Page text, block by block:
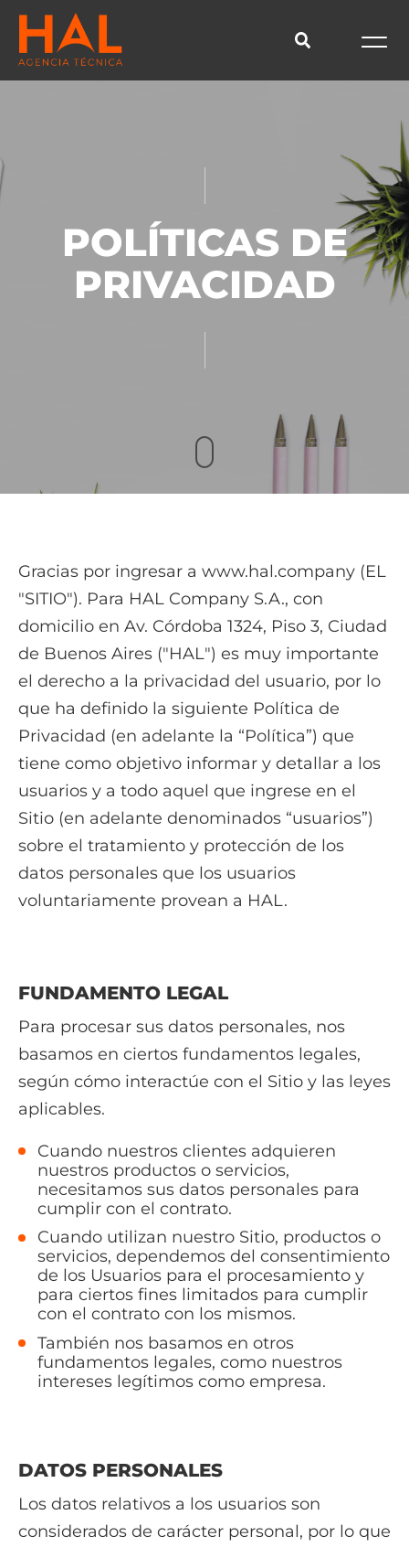
POLÍTICAS DE
PRIVACIDAD
Gracias por ingresar a www.hal.company (EL
"SITIO"). Para HAL Company S.A., con
domicilio en Av. Córdoba 1324, Piso 3, Ciudad
de Buenos Aires ("HAL") es muy importante
el derecho a la privacidad del usuario, por lo
que ha definido la siguiente Política de
Privacidad (en adelante la “Política”) que
tiene como objetivo informar y detallar a los
usuarios y a todo aquel que ingrese en el
Sitio (en adelante denominados “usuarios”)
sobre el tratamiento y protección de los
datos personales que los usuarios
voluntariamente provean a HAL.
FUNDAMENTO LEGAL
Para procesar sus datos personales, nos
basamos en ciertos fundamentos legales,
según cómo interactúe con el Sitio y las leyes
aplicables.
Cuando nuestros clientes adquieren
nuestros productos o servicios,
necesitamos sus datos personales para
cumplir con el contrato.
Cuando utilizan nuestro Sitio, productos o
servicios, dependemos del consentimiento
de los Usuarios para el procesamiento y
para ciertos fines limitados para cumplir
con el contrato con los mismos.
También nos basamos en otros
fundamentos legales, como nuestros
intereses legítimos como empresa.
DATOS PERSONALES
Los datos relativos a los usuarios son
considerados de carácter personal, por lo que